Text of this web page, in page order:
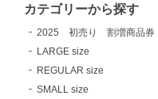
カテゴリーから探す
2025 初売り 割増商品券
LARGE size
REGULAR size
SMALL size